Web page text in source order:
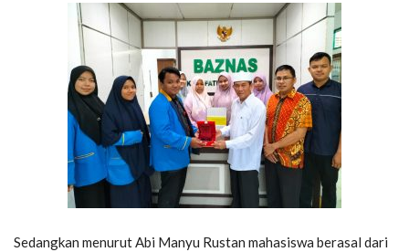
Sedangkan menurut Abi Manyu Rustan mahasiswa berasal dari